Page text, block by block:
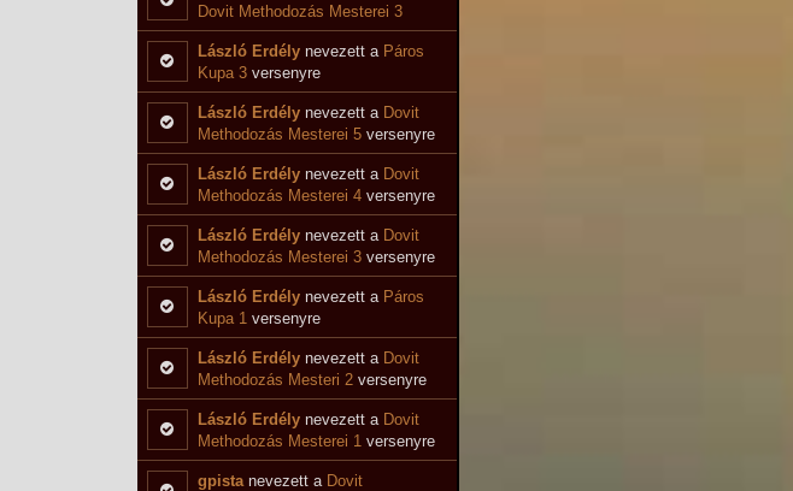
Dovit Methodozás Mesterei 3
versenyre
László Erdélynevezett a Páros
Kupa 3versenyre
László Erdélynevezett a Dovit
Methodozás Mesterei 5versenyre
László Erdélynevezett a Dovit
Methodozás Mesterei 4 versenyre
László Erdélynevezett a Dovit
Methodozás Mesterei 3versenyre
László Erdélynevezett a Páros
Kupa 1versenyre
László Erdélynevezett a Dovit
Methodozás Mesteri 2versenyre
László Erdélynevezett a Dovit
Methodozás Mesterei 1versenyre
gpistanevezett a Dovit